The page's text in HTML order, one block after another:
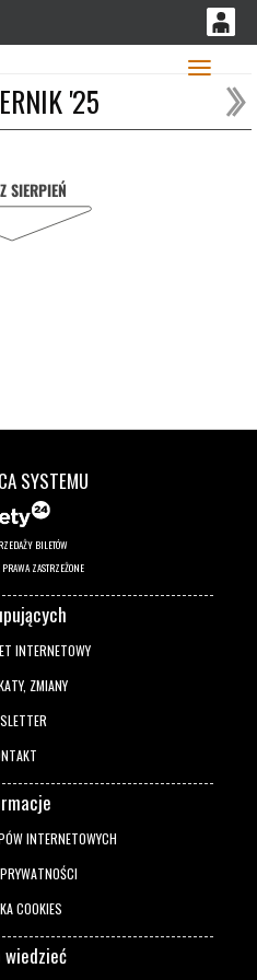
'25
SIERPIEŃ
SYSTEMU
BILETÓW
ZASTRZEŻONE
INTERNETOWY
ZMIANY
INTERNETOWYCH
COOKIES